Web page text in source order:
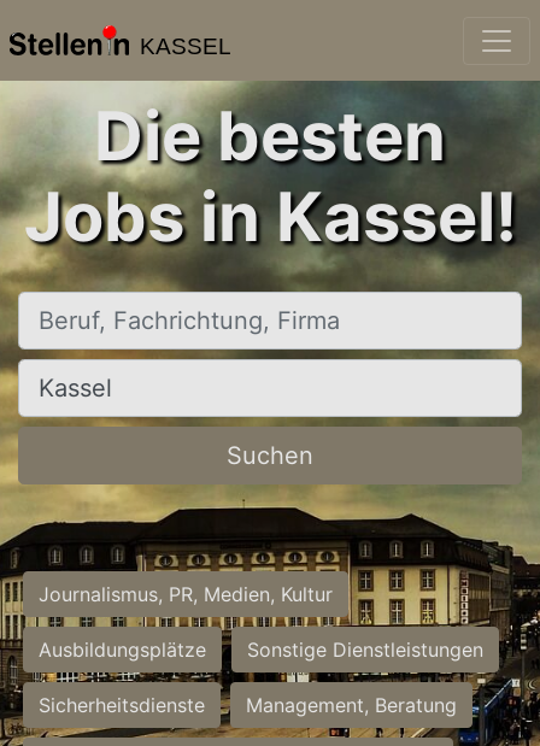
KASSEL
Die besten
Jobs in Kassel!
Beruf, Fachrichtung, Firma
Ort, Stadt
Suchen
Journalismus, PR, Medien, Kultur
Ausbildungsplätze Sonstige Dienstleistungen
Sicherheitsdienste Management, Beratung